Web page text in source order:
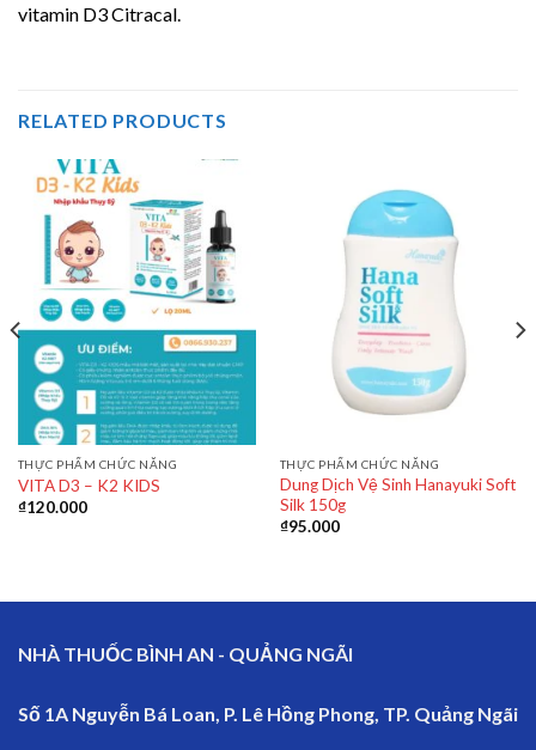
vitamin D3 Citracal.
RELATED PRODUCTS
THỰC PHẨM CHỨC NĂNG
VITA D3 – K2 KIDS
₫120.000
THỰC PHẨM CHỨC NĂNG
Dung Dịch Vệ Sinh Hanayuki Soft
Silk 150g
₫95.000
NHÀ THUỐC BÌNH AN - QUẢNG NGÃI
Số 1A Nguyễn Bá Loan, P. Lê Hồng Phong, TP. Quảng Ngãi